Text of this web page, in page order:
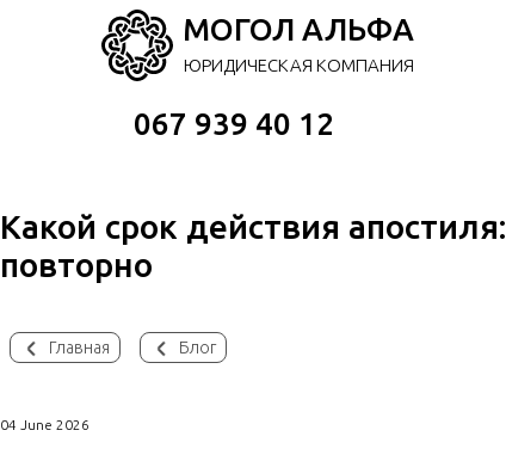
МОГОЛ АЛЬФА
ЮРИДИЧЕСКАЯ КОМПАНИЯ
067 939 40 12
Какой срок действия
повторно
Главная Блог
04 June 2026